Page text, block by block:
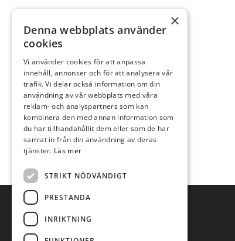
×
Denna webbplats använder
cookies
Vi använder cookies för att anpassa
innehåll, annonser och för att analysera vår
trafik. Vi delar också information om din
användning av vår webbplats med våra
reklam- och analyspartners som kan
kombinera den med annan information som
du har tillhandahållit dem eller som de har
samlat in från din användning av deras
tjänster. Läs mer
STRIKT NÖDVÄNDIGT
PRESTANDA
INRIKTNING